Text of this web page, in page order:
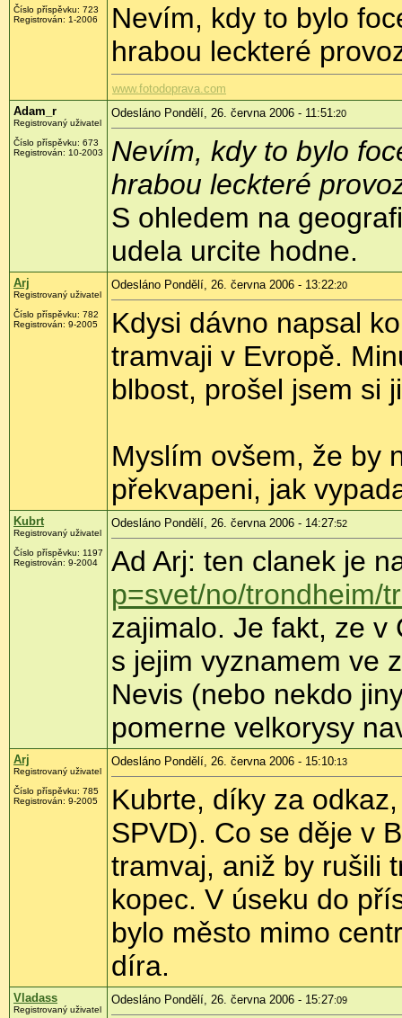
Číslo příspěvku: 723
Registrován: 1-2006
Nevím, kdy to bylo
hrabou leckteré
www.fotodoprava.com
Adam_r
Registrovaný uživatel
Číslo příspěvku: 673
Registrován: 10-2003
Odesláno Pondělí, 26. června 2006 - 11:51 :20
Nevím, kdy to bylo
hrabou leckteré
S ohledem na
udela urcite hodne.
Arj
Registrovaný uživatel
Číslo příspěvku: 782
Registrován: 9-2005
Odesláno Pondělí, 26. června 2006 - 13:22:20
Kdysi dávno napsal
tramvaji v Evropě.
blbost, prošel jsem si
Myslím ovšem, že by
překvapeni, jak
Kubrt
Registrovaný uživatel
Číslo příspěvku: 1197
Registrován: 9-2004
Odesláno Pondělí, 26. června 2006 - 14:27:52
Ad Arj: ten clanek je
p=svet/no/trondheim/
zajimalo. Je fakt, ze v
s jejim vyznamem ve
Nevis (nebo nekdo
pomerne velkorysy
Arj
Registrovaný uživatel
Číslo příspěvku: 785
Registrován: 9-2005
Odesláno Pondělí, 26. června 2006 - 15:10:13
Kubrte, díky za
SPVD). Co se děje v
tramvaj, aniž by rušili
kopec. V úseku do
bylo město mimo
díra.
Vladass
Registrovaný uživatel
Odesláno Pondělí, 26. června 2006 - 15:27:09